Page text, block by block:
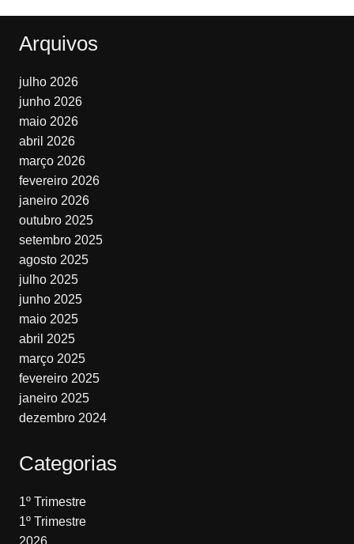
Arquivos
julho 2026
junho 2026
maio 2026
abril 2026
março 2026
fevereiro 2026
janeiro 2026
outubro 2025
setembro 2025
agosto 2025
julho 2025
junho 2025
maio 2025
abril 2025
março 2025
fevereiro 2025
janeiro 2025
dezembro 2024
Categorias
1º Trimestre
1º Trimestre